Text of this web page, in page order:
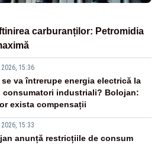
carburanților: Petromidia
15:36
se va întrerupe energia electrică la
consumatori industriali? Bolojan:
exista compensații
15:33
anunță restricțiile de consum